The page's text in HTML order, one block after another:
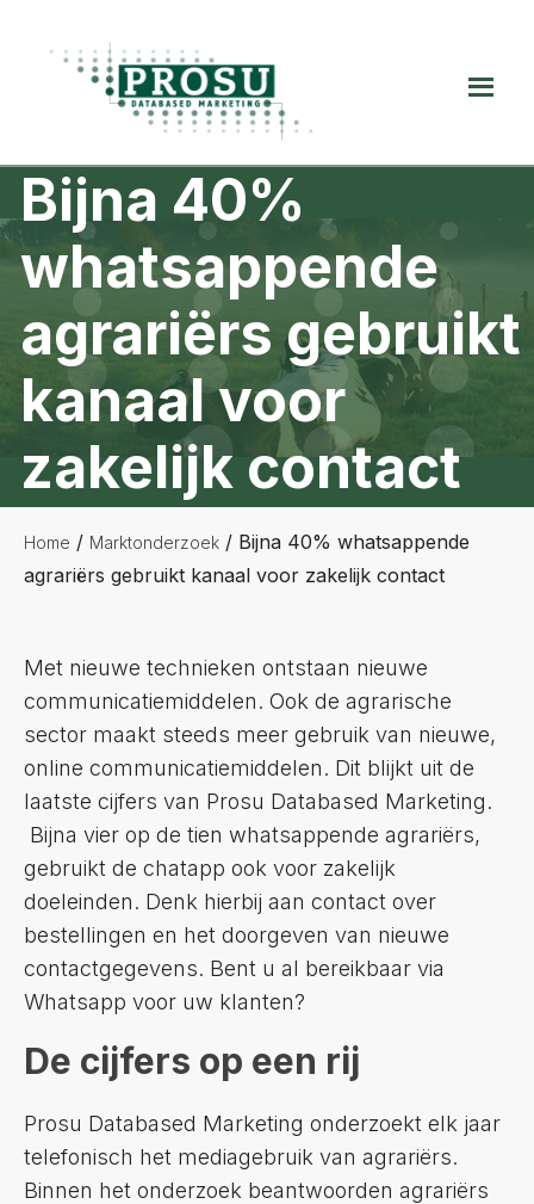
hoofdnavigatie
voettekst
Prosu
Databased
Marketing
Bijna 40%
whatsappende
agrariërs gebruikt
kanaal voor
zakelijk contact
Home / Marktonderzoek / Bijna 40% whatsappende
agrariërs gebruikt kanaal voor zakelijk contact
Met nieuwe technieken ontstaan nieuwe
communicatiemiddelen. Ook de agrarische
sector maakt steeds meer gebruik van nieuwe,
online communicatiemiddelen. Dit blijkt uit de
laatste cijfers van Prosu Databased Marketing.
Bijna vier op de tien whatsappende agrariërs,
gebruikt de chatapp ook voor zakelijk
doeleinden. Denk hierbij aan contact over
bestellingen en het doorgeven van nieuwe
contactgegevens. Bent u al bereikbaar via
Whatsapp voor uw klanten?
De cijfers op een rij
Prosu Databased Marketing onderzoekt elk jaar
telefonisch het mediagebruik van agrariërs.
Binnen het onderzoek beantwoorden agrariërs